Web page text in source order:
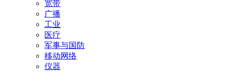
宽带
广播
工业
医疗
军事与国防
移动网络
仪器